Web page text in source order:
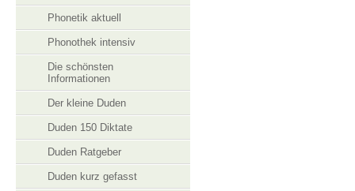
Phonetik aktuell
Phonothek intensiv
Die schönsten
Informationen
Der kleine Duden
Duden 150 Diktate
Duden Ratgeber
Duden kurz gefasst